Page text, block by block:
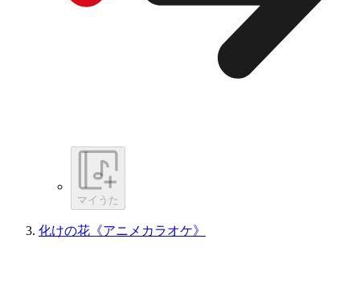
マイうた
化けの花《アニメカラオケ》